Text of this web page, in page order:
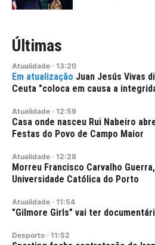
Últimas
Atualidade · 13:20
Juan Jesús Vivas
Ceuta "coloca em causa a
Atualidade · 12:59
Casa onde nasceu Rui Nabeiro
Festas do Povo de Campo Maior
Atualidade · 12:28
Morreu Francisco Carvalho
Universidade Católica do Porto
Atualidade · 11:54
"Gilmore Girls" vai ter
Desporto · 11:52